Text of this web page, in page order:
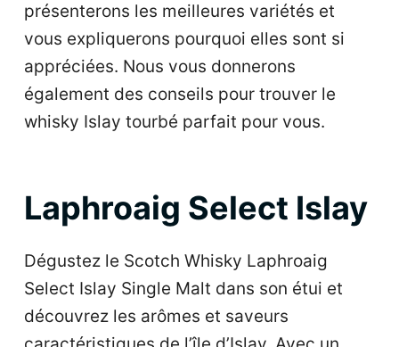
présenterons les meilleures variétés et
vous expliquerons pourquoi elles sont si
appréciées. Nous vous donnerons
également des conseils pour trouver le
whisky Islay tourbé parfait pour vous.
Laphroaig Select Islay
Dégustez le Scotch Whisky Laphroaig
Select Islay Single Malt dans son étui et
découvrez les arômes et saveurs